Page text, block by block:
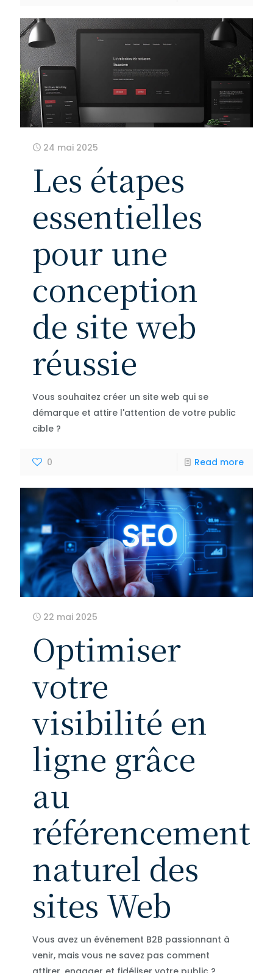
24 mai 2025
Les étapes
essentielles
pour une
conception
de site web
réussie
Vous souhaitez créer un site web qui se
démarque et attire l'attention de votre public
cible ?
0 Read more
22 mai 2025
Optimiser
votre
visibilité en
ligne grâce
au
référencement
naturel des
sites Web
Vous avez un événement B2B passionnant à
venir, mais vous ne savez pas comment